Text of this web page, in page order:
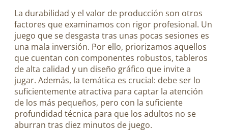
La durabilidad y el valor de producción son otros
factores que examinamos con rigor profesional. Un
juego que se desgasta tras unas pocas sesiones es
una mala inversión. Por ello, priorizamos aquellos
que cuentan con componentes robustos, tableros
de alta calidad y un diseño gráfico que invite a
jugar. Además, la temática es crucial: debe ser lo
suficientemente atractiva para captar la atención
de los más pequeños, pero con la suficiente
profundidad técnica para que los adultos no se
aburran tras diez minutos de juego.